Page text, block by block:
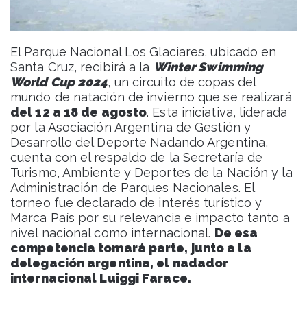
El Parque Nacional Los Glaciares, ubicado en
Santa Cruz, recibirá a la Winter Swimming
World Cup 2024, un circuito de copas del
mundo de natación de invierno que se realizará
del 12 a 18 de agosto. Esta iniciativa, liderada
por la Asociación Argentina de Gestión y
Desarrollo del Deporte Nadando Argentina,
cuenta con el respaldo de la Secretaría de
Turismo, Ambiente y Deportes de la Nación y la
Administración de Parques Nacionales. El
torneo fue declarado de interés turístico y
Marca País por su relevancia e impacto tanto a
nivel nacional como internacional. De esa
competencia tomará parte, junto a la
delegación argentina, el nadador
internacional Luiggi Farace.